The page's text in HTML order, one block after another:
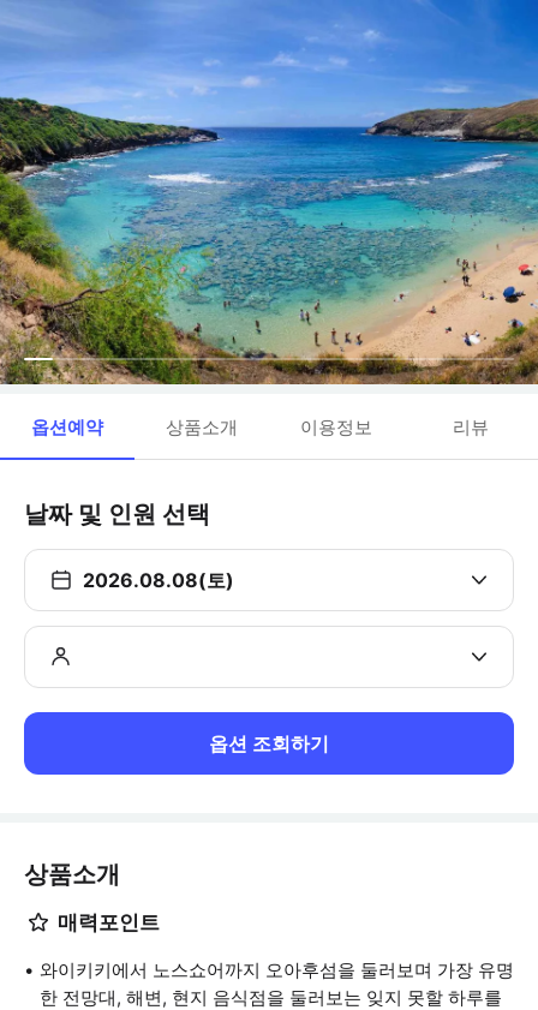
옵션예약 상품소개 이용정보 리뷰
날짜 및 인원 선택
2026.08.08(토)
옵션 조회하기
상품소개
매력포인트
와이키키에서 노스쇼어까지 오아후섬을 둘러보며 가장 유명
한 전망대, 해변, 현지 음식점을 둘러보는 잊지 못할 하루를